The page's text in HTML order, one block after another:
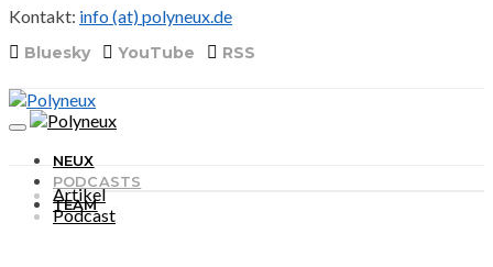
Kontakt: info (at) polyneux.de
Bluesky YouTube RSS
NEUX
PODCASTS
TEAM
Artikel
Podcast